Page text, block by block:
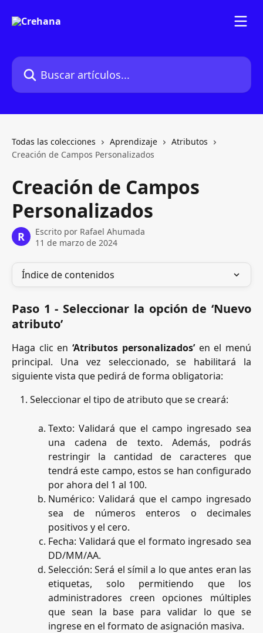
Buscar artículos...
Todas las colecciones Aprendizaje
Atributos
Creación de Campos Personalizados
Creación de Campos
Personalizados
R Escrito por Rafael Ahumada
11 de marzo de 2024
Índice de contenidos
Paso 1 - Seleccionar la opción de ‘Nuevo
atributo’
Haga clic en‘Atributos personalizados’en el menú
principal. Una vez seleccionado, se habilitará la
siguiente vista que pedirá de forma obligatoria:
Seleccionar el tipo de atributo que se creará:
Texto: Validará que el campo ingresado sea
una cadena de texto. Además, podrás
restringir la cantidad de caracteres que
tendrá este campo, estos se han configurado
por ahora del 1 al 100.
Numérico: Validará que el campo ingresado
sea de números enteros o decimales
positivos y el cero.
Fecha: Validará que el formato ingresado sea
DD/MM/AA.
Selección: Será el símil a lo que antes eran las
etiquetas, solo permitiendo que los
administradores creen opciones múltiples
que sean la base para validar lo que se
ingrese en el formato de asignación masiva.